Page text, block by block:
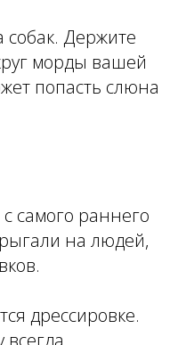
Держите
морды вашей
попасть слюна
самого раннего
на людей,
дрессировке.